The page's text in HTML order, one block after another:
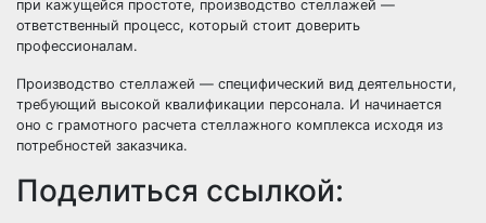
при кажущейся простоте, производство стеллажей —
ответственный процесс, который стоит доверить
профессионалам.
Производство стеллажей — специфический вид деятельности,
требующий высокой квалификации персонала. И начинается
оно с грамотного расчета стеллажного комплекса исходя из
потребностей заказчика.
Поделиться ссылкой: